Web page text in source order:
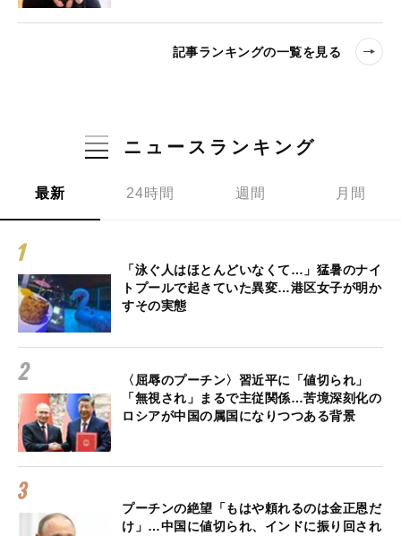
記事ランキングの一覧を見る
ニュースランキング
最新 24時間 週間 月間
「泳ぐ人はほとんどいなくて…」猛暑のナイ
トプールで起きていた異変…港区女子が明か
すその実態
〈屈辱のプーチン〉習近平に「値切られ」
「無視され」まるで主従関係…苦境深刻化の
ロシアが中国の属国になりつつある背景
プーチンの絶望「もはや頼れるのは金正恩だ
け」…中国に値切られ、インドに振り回され